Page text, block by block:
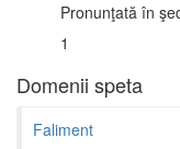
Pronunţată în
1
Domenii speta
Faliment